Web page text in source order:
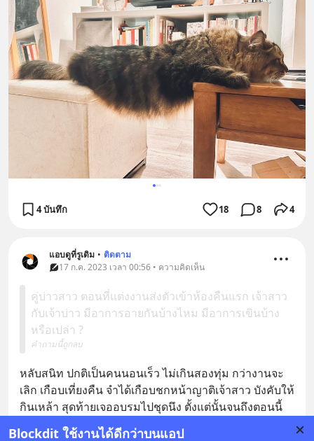
Blockdit ใช้งานได้ดีกว่าบนแอป
4 บันทึก 18 8 4
แอบดูที่รูเดิม • ติดตาม
17 ก.ค. 2023 เวลา 00:56 • ความคิดเห็น
คู่บ่าวสาว ตอนที่แต่งงานส่งตัวเข้าห้องคืนแรก เจ้าสาว
กับเจ้าบ่าว มีอาการอายกันบ้างไหม มีอาการเขินบ้าง
หรือเปล่า ?
คำถามนี้ถูกลบ
หลับสนิท ปกติเป็นคนนอนเร็ว ไม่เกินสองทุ่ม กว่างานจะ
เลิก เกือบเที่ยงคืน จำได้เกือบชกหน้าญาติเจ้าสาว บังคับให้
กินเหล้า สุดท้ายเจออบรมไปชุดนึง ตั้งแต่นั้นจนถึงตอนนี้
ไม่มีใครกล้าชวนกินเหล้าเลย😂😂